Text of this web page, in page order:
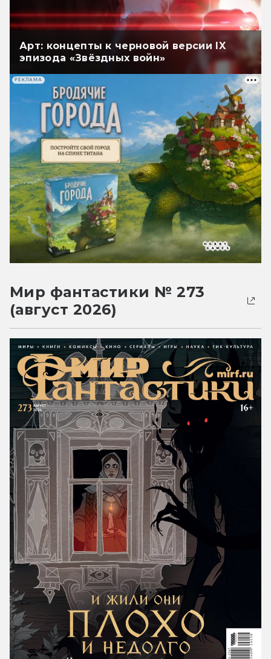
Арт: концепты к черновой версии IX
эпизода «Звёздных войн»
РЕКЛАМА
Мир фантастики № 273
(август 2026)